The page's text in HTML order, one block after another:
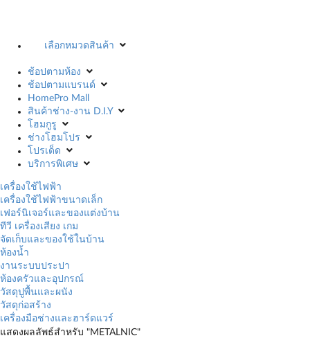
เลือกหมวดสินค้า
ช้อปตามห้อง
ช้อปตามแบรนด์
HomePro Mall
สินค้าช่าง-งาน D.I.Y
โฮมกูรู
ช่างโฮมโปร
โปรเด็ด
บริการพิเศษ
เครื่องใช้ไฟฟ้า
เครื่องใช้ไฟฟ้าขนาดเล็ก
เฟอร์นิเจอร์และของแต่งบ้าน
ทีวี เครื่องเสียง เกม
จัดเก็บและของใช้ในบ้าน
ห้องน้ำ
งานระบบประปา
ห้องครัวและอุปกรณ์
วัสดุปูพื้นและผนัง
วัสดุก่อสร้าง
เครื่องมือช่างและฮาร์ดแวร์
แสดงผลลัพธ์สำหรับ "METALNIC"